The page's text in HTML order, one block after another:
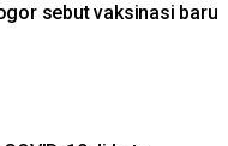
sebut vaksinasi baru